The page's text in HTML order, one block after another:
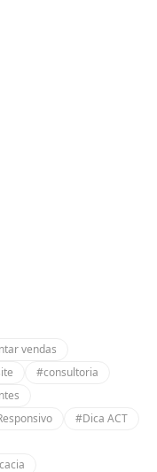
vendas
#consultoria
#Dica ACT